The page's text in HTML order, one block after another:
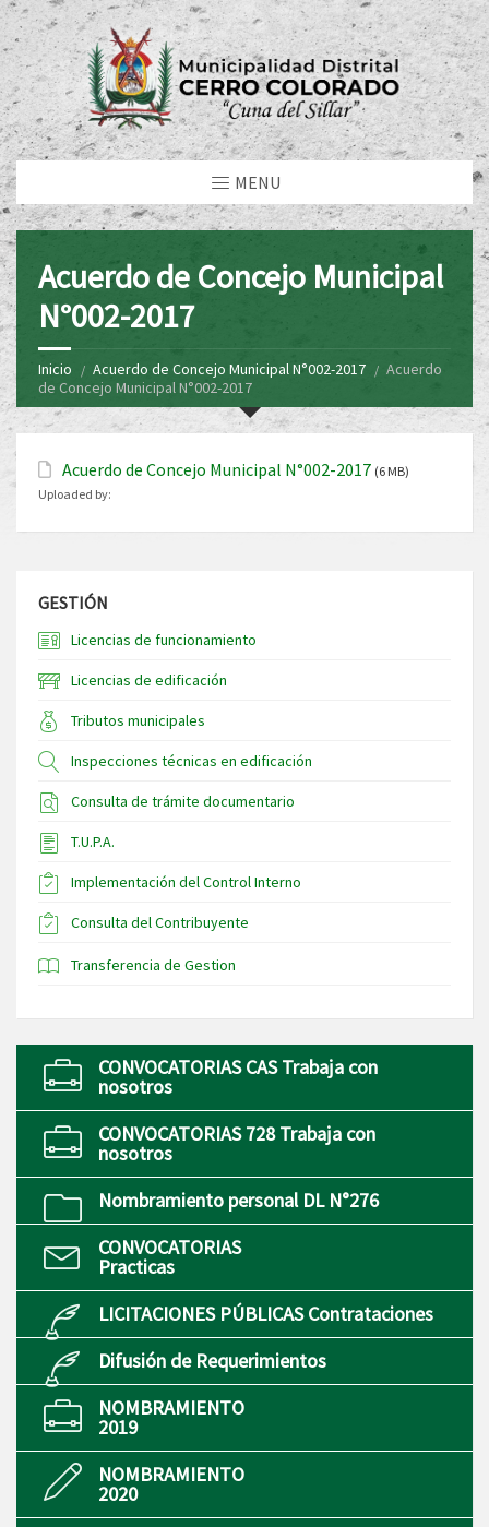
MENU
Acuerdo de Concejo Municipal
N°002-2017
Inicio Acuerdo de Concejo Municipal N°002-2017
Acuerdo
de Concejo Municipal N°002-2017
Acuerdo de Concejo Municipal N°002-2017 (6 MB)
Uploaded by:
GESTIÓN
Licencias de funcionamiento
Licencias de edificación
Tributos municipales
Inspecciones técnicas en edificación
Consulta de trámite documentario
T.U.P.A.
Implementación del Control Interno
Consulta del Contribuyente
Transferencia de Gestion
CONVOCATORIAS CAS Trabaja con
nosotros
CONVOCATORIAS 728 Trabaja con
nosotros
Nombramiento personal DL N°276
CONVOCATORIAS
Practicas
LICITACIONES PÚBLICAS Contrataciones
Difusión de Requerimientos
NOMBRAMIENTO
2019
NOMBRAMIENTO
2020